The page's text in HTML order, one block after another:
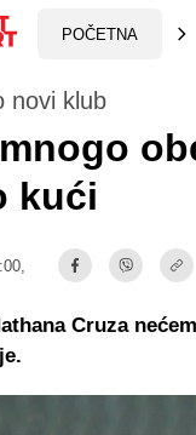
POČETNA
novi klub
kući
Cruza